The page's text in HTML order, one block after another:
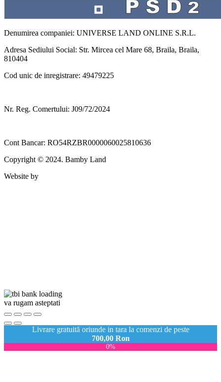
Denumirea companiei: UNIVERSE LAND ONLINE S.R.L.
Adresa Sediului Social: Str. Mircea cel Mare 68, Braila, Braila,
810404
Cod unic de inregistrare: 49479225
Nr. Reg. Comertului: J09/72/2024
Cont Bancar: RO54RZBR0000060025810636
Copyright © 2024. Bamby Land
Website by
va rugam asteptati
Livrare gratuită oriunde in tara la comenzi de peste
700,00 Ron
0%